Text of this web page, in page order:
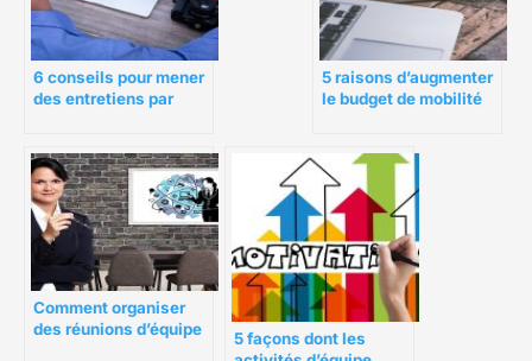
6 conseils pour mener
des entretiens par
5 raisons d’augmenter
le budget de mobilité
Comment organiser
des réunions d’équipe
5 façons dont les